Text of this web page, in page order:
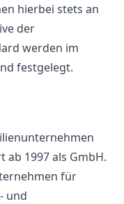
hierbei stets an
der
werden im
festgelegt.
1997 als GmbH.
für
und